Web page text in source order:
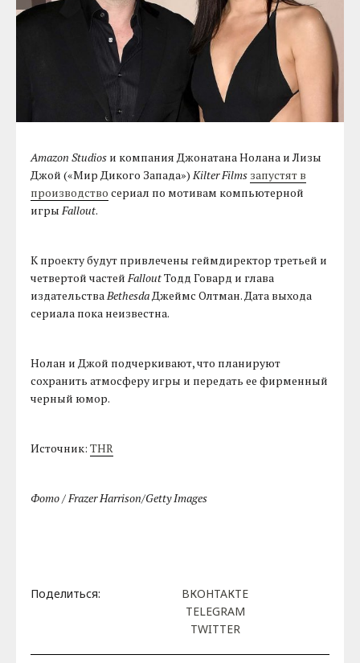
Amazon Studios и компания Джонатана Нолана и Лизы
Джой («Мир Дикого Запада»)Kilter Films запустят в
производство сериал по мотивам компьютерной
игрыFallout.
К проекту будут привлечены геймдиректор третьей и
четвертой частейFalloutТодд Говард и глава
издательстваBethesdaДжеймс Олтман. Дата выхода
сериала пока неизвестна.
Нолан и Джой подчеркивают, что планируют
сохранить атмосферу игры и передать ее фирменный
черный юмор.
Источник:THR
Фото / Frazer Harrison/Getty Images
Поделиться:
ВКОНТАКТЕ
TELEGRAM
TWITTER